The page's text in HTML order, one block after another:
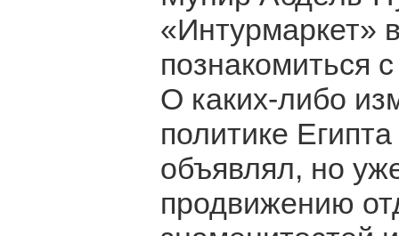
«Интурмаркет»
познакомиться
О каких-либо
политике
объявлял, но
продвижению